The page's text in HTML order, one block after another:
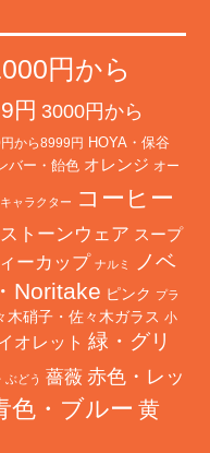
円から
円 3000円から
から8999円 HOYA・保谷
バー・飴色 オレンジ オー
キャラクター
コーヒー
ストーンウェア スープ
ーカップ ナルミ
ノベ
Noritake ピンク プラ
木硝子・佐々木ガラス 小
オレット 緑・グリ
ぶどう 薔薇 赤色・レッ
色・ブルー 黄